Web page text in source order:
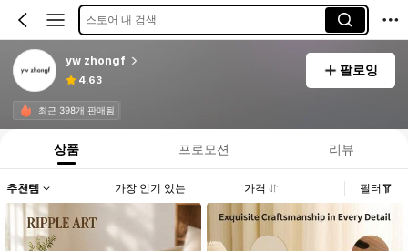
스토어 내 검색
yw zhongf
4.63
팔로잉
최근 398개 판매됨
상품 프로모션 리뷰
추천템 가장 인기 있는 가격 필터